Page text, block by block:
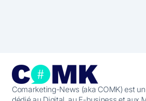
Comarketing-News (aka COMK) est